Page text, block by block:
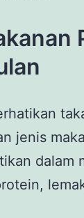
jenis
dalam